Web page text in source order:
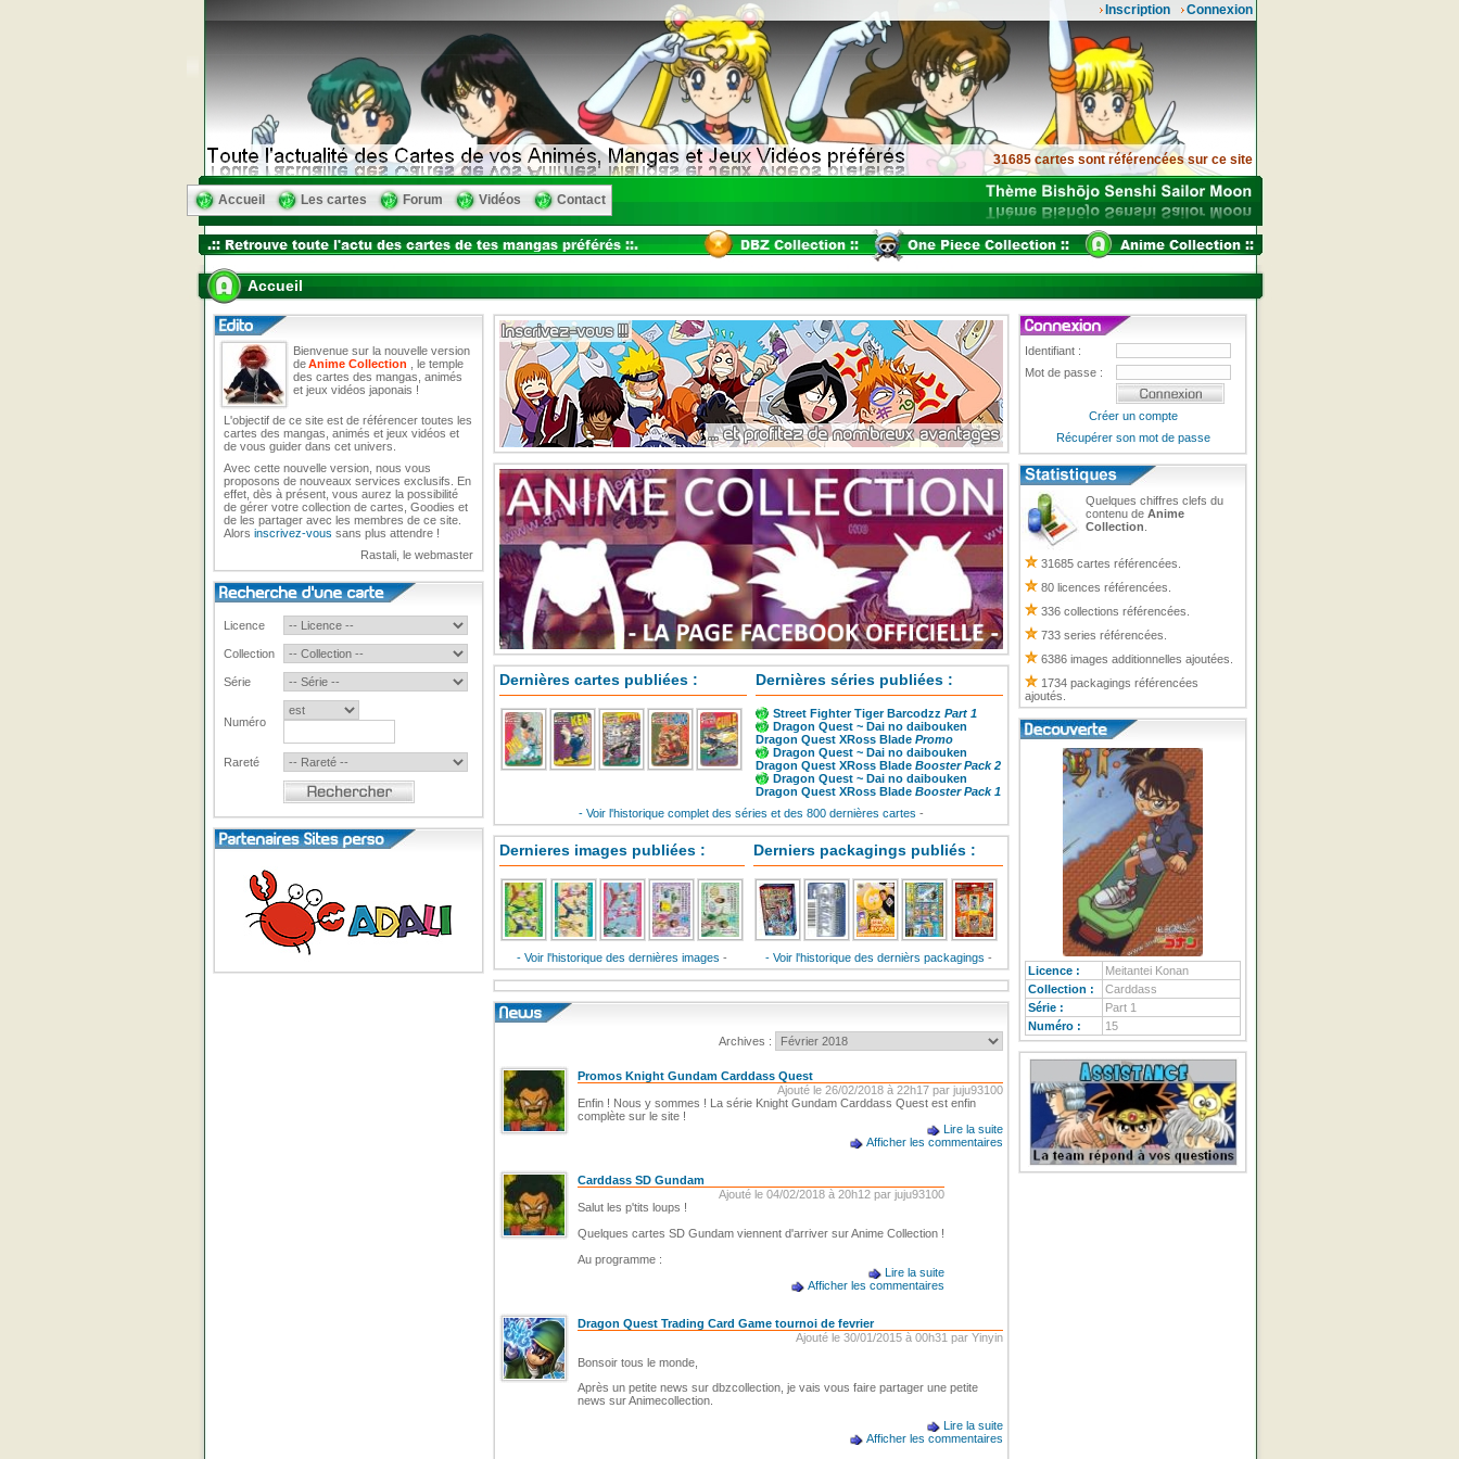
Connexion
Inscription
31685 cartes sont référencées sur ce site
Accueil Les cartes Forum Vidéos Contact
Accueil
Bienvenue sur la nouvelle version
deAnime Collection , le temple
des cartes des mangas, animés
et jeux vidéos japonais !
L'objectif de ce site est de référencer toutes les
cartes des mangas, animés et jeux vidéos et
de vous guider dans cet univers.
Avec cette nouvelle version, nous vous
proposons de nouveaux services exclusifs. En
effet, dès à présent, vous aurez la possibilité
de gérer votre collection de cartes, Goodies et
de les partager avec les membres de ce site.
Alors inscrivez-vous sans plus attendre !
Rastali, le webmaster
Licence
Collection
Série
Numéro
Rareté
Dernières cartes publiées : Dernières séries publiées :
Street FighterTiger Barcodzz Part 1
Dragon Quest ~ Dai no daibouken
Dragon Quest XRoss Blade Promo
Dragon Quest ~ Dai no daibouken
Dragon Quest XRoss Blade Booster Pack 2
Dragon Quest ~ Dai no daibouken
Dragon Quest XRoss Blade Booster Pack 1
- Voir l'historique complet des séries et des 800 dernières cartes -
Dernieres images publiées :
- Voir l'historique des dernières images -
Derniers packagings publiés :
- Voir l'historique des dernièrs packagings -
Archives :
Promos Knight Gundam Carddass Quest
Ajouté le 26/02/2018 à 22h17 par juju93100
Enfin ! Nous y sommes ! La série Knight Gundam Carddass Quest est enfin
complète sur le site !
Lire la suite
Afficher les commentaires
Carddass SD Gundam
Ajouté le 04/02/2018 à 20h12 par juju93100
Salut les p'tits loups !
Quelques cartes SD Gundam viennent d'arriver sur Anime Collection !
Au programme :
Lire la suite
Afficher les commentaires
Dragon Quest Trading Card Game tournoi de fevrier
Ajouté le 30/01/2015 à 00h31 par Yinyin
Bonsoir tous le monde,
Après un petite news sur dbzcollection, je vais vous faire partager une petite
news sur Animecollection.
Lire la suite
Afficher les commentaires
Identifiant :
Mot de passe :
Créer un compte
Récupérer son mot de passe
Quelques chiffres clefs du
contenu de Anime
Collection
31685 cartes référencées.
80 licences référencées.
336 collections référencées.
733 series référencées.
6386 images additionnelles ajoutées.
1734 packagings référencées
ajoutés.
Licence :
Meitantei Konan
Collection :
Carddass
Série :
Part 1
Numéro :
15